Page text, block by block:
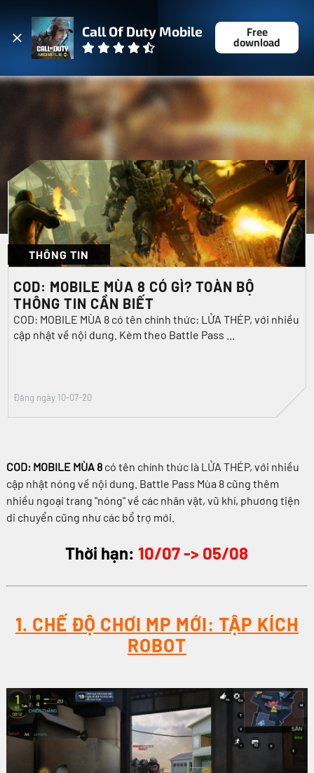
Call Of Duty Mobile Free
download
THÔNG TIN
COD: MOBILE MÙA 8 CÓ GÌ? TOÀN BỘ
THÔNG TIN CẦN BIẾT
COD: MOBILE MÙA 8 có tên chính thức: LỬA THÉP, với nhiều
cập nhật về nội dung. Kèm theo Battle Pass ...
Đăng ngày 10-07-20
COD: MOBILE MÙA 8có tên chính thức là LỬA THÉP, với nhiều
cập nhật nóng về nội dung. Battle Pass Mùa 8 cũng thêm
nhiều ngoại trang "nóng" về các nhân vật, vũ khí, phương tiện
di chuyển cũng như các bổ trợ mới.
Thời hạn: 10/07 -> 05/08
1. CHẾ ĐỘ CHƠI MP MỚI: TẬP KÍCH
ROBOT
ĐĂNG NHẬP